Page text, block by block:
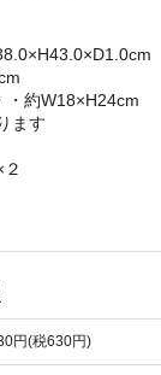
約W18×H24cm
ます
円(税630円)